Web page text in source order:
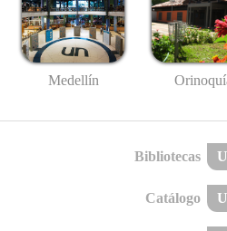
Medellín
Bibliotecas
Catálogo